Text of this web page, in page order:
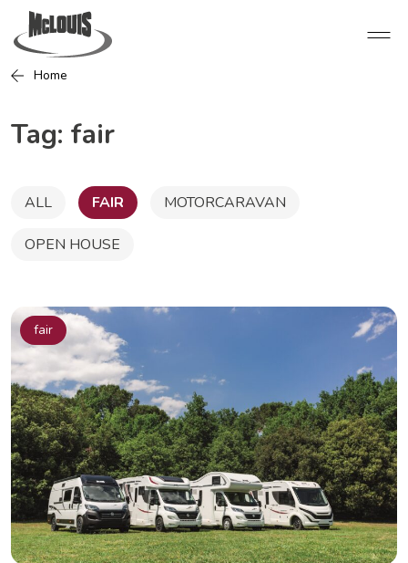
Home
Tag: fair
ALL FAIR MOTORCARAVAN
OPEN HOUSE
fair